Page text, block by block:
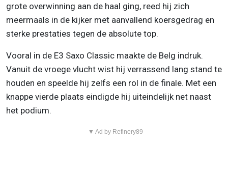
grote overwinning aan de haal ging, reed hij zich
meermaals in de kijker met aanvallend koersgedrag en
sterke prestaties tegen de absolute top.
Vooral in de E3 Saxo Classic maakte de Belg indruk.
Vanuit de vroege vlucht wist hij verrassend lang stand te
houden en speelde hij zelfs een rol in de finale. Met een
knappe vierde plaats eindigde hij uiteindelijk net naast
het podium.
▼ Ad by Refinery89